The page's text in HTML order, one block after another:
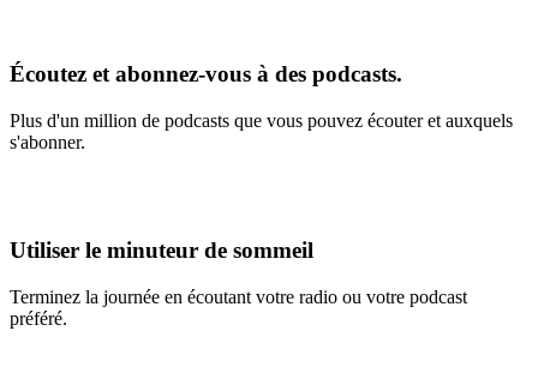
Écoutez et abonnez-vous à des podcasts.
Plus d'un million de podcasts que vous pouvez écouter et auxquels
s'abonner.
Utiliser le minuteur de sommeil
Terminez la journée en écoutant votre radio ou votre podcast
préféré.